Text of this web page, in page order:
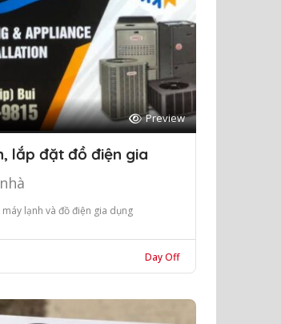
Preview
lắp đặt đồ điện gia
lạnh và đồ điện gia dụng
Day Off